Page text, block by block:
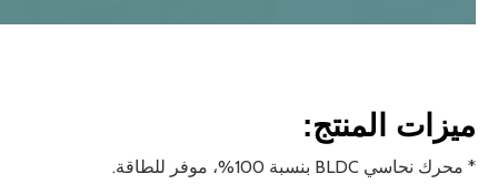
ميزات المنتج:
* محرك نحاسي BLDC بنسبة 100%، موفر للطاقة.